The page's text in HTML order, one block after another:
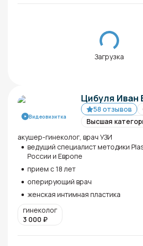
Загрузка
Видеовизитка
Цибуля Иван
58 отзывов
Высшая
акушер-гинеколог, врач УЗИ
ведущий специалист методики
России и Европе
прием с 18 лет
оперирующий врач
женская интимная пластика
гинеколог
3 000 ₽